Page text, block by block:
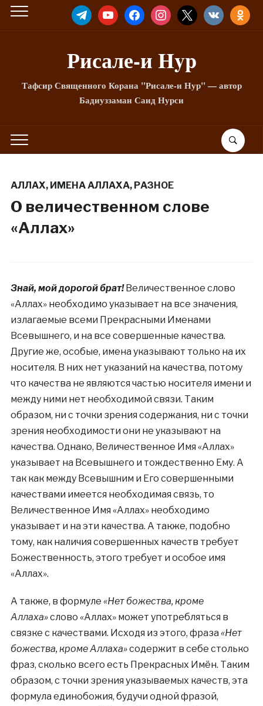
TELEGRAMYOUTUBEFACEBOOKINSTAGRAM
X VKONTAKTE
Рисале-и Hyp
Тафсир Священного Корана "Рисале-и Нур" — автор
Бадиуззаман Саид Нурси
АЛЛАХ, ИМЕНА АЛЛАХА, РАЗНОЕ
О величественном слове
«Аллах»
Знай, мой дорогой брат!Величественное слово
«Аллах» необходимо указывает на все значения,
излагаемые всеми Прекрасными Именами
Всевышнего, и на все совершенные качества.
Другие же, особые, имена указывают только на их
носителя. В них нет указаний на качества, потому
что качества не являются частью носителя имени и
между ними нет необходимой связи. Таким
образом, ни с точки зрения содержания, ни с точки
зрения необходимости они не указывают на
качества. Однако, Величественное Имя «Аллах»
указывает на Всевышнего и тождественно Ему. А
так как между Всевышним и Его совершенными
качествами имеется необходимая связь, то
Величественное Имя «Аллах» необходимо
указывает и на эти качества. А также, подобно
тому, как наличия совершенных качеств требует
Божественность, этого требует и особое имя
«Аллах».
А также, в формуле «Нет божества, кроме
Аллаха»слово «Аллах» может употребляться в
связке с качествами. Исходя из этого, фраза «Нет
божества, кроме Аллаха»содержит в себе столько
фраз, сколько всего есть Прекрасных Имён. Таким
образом, с точки зрения указываемых качеств, эта
формула единобожия, будучи одной фразой,